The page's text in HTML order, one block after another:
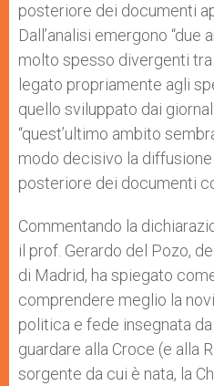
posteriore dei documenti
Dall’analisi emergono “due
molto spesso divergenti tra
legato propriamente agli
quello sviluppato dai
“quest’ultimo ambito
modo decisivo la diffusione
posteriore dei documenti
Commentando la
il prof. Gerardo del Pozo,
di Madrid, ha spiegato
comprendere meglio la
politica e fede insegnata da
guardare alla Croce (e alla
sorgente da cui è nata, la